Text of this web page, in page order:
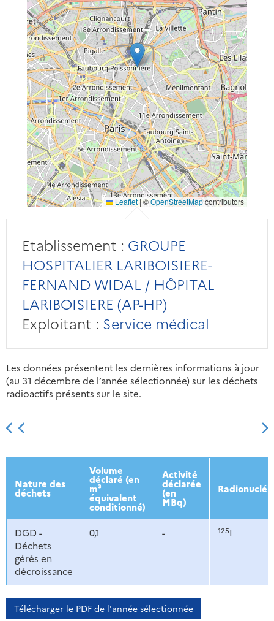
Leaflet | ©OpenStreetMapcontributors
Etablissement : GROUPE
HOSPITALIER LARIBOISIERE-
FERNAND WIDAL / HÔPITAL
LARIBOISIERE (AP-HP)
Exploitant : Service médical
Les données présentent les dernières informations à jour
(au 31 décembre de l’année sélectionnée) sur les déchets
radioactifs présents sur le site.
2013 2014 2015 2016
Nature des
déchets
Volume
déclaré (en
m³
équivalent
conditionné)
Activité
déclarée
(en
MBq)
DGD -
Déchets
gérés en
décroissance
0,1 - 125I
Télécharger le PDF de l'année sélectionnée